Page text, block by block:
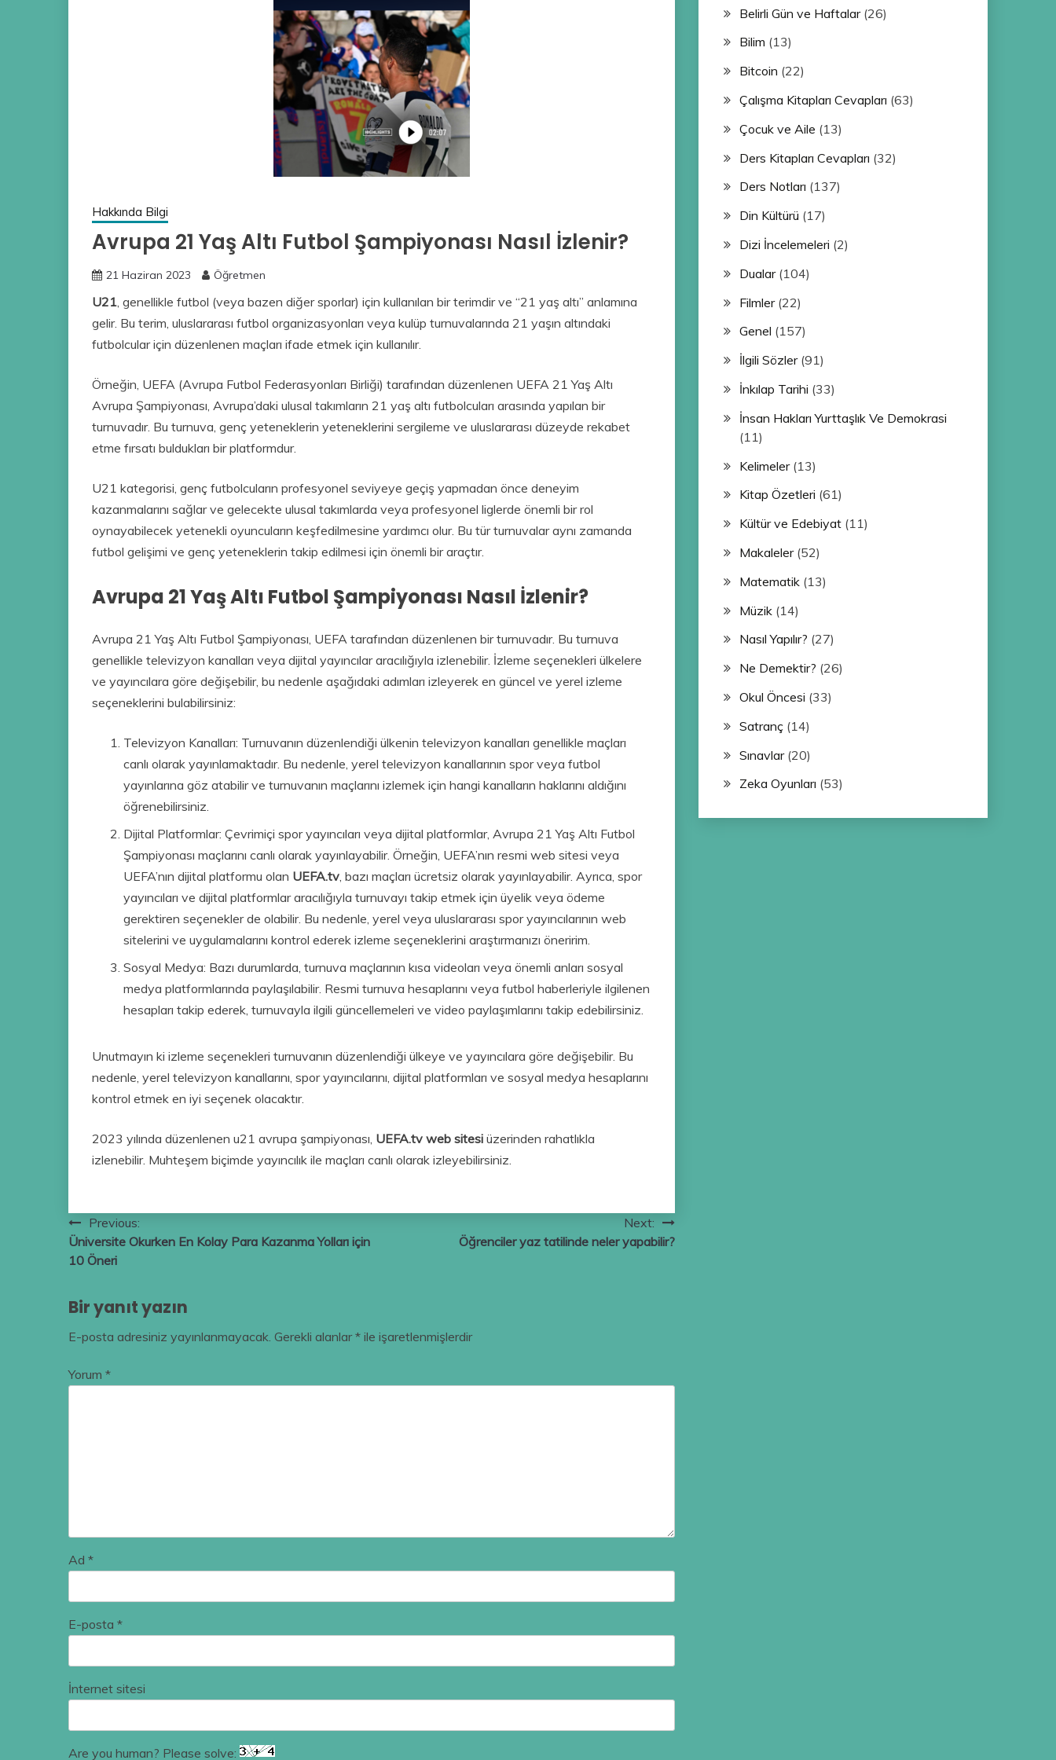
Hakkında Bilgi
Avrupa 21 Yaş Altı Futbol Şampiyonası Nasıl İzlenir?
21 Haziran 2023 Öğretmen
U21, genellikle futbol (veya bazen diğer sporlar) için kullanılan bir terimdir ve “21 yaş altı” anlamına
gelir. Bu terim, uluslararası futbol organizasyonları veya kulüp turnuvalarında 21 yaşın altındaki
futbolcular için düzenlenen maçları ifade etmek için kullanılır.
Örneğin, UEFA (Avrupa Futbol Federasyonları Birliği) tarafından düzenlenen UEFA 21 Yaş Altı
Avrupa Şampiyonası, Avrupa’daki ulusal takımların 21 yaş altı futbolcuları arasında yapılan bir
turnuvadır. Bu turnuva, genç yeteneklerin yeteneklerini sergileme ve uluslararası düzeyde rekabet
etme fırsatı buldukları bir platformdur.
U21 kategorisi, genç futbolcuların profesyonel seviyeye geçiş yapmadan önce deneyim
kazanmalarını sağlar ve gelecekte ulusal takımlarda veya profesyonel liglerde önemli bir rol
oynayabilecek yetenekli oyuncuların keşfedilmesine yardımcı olur. Bu tür turnuvalar aynı zamanda
futbol gelişimi ve genç yeteneklerin takip edilmesi için önemli bir araçtır.
Avrupa 21 Yaş Altı Futbol Şampiyonası Nasıl İzlenir?
Avrupa 21 Yaş Altı Futbol Şampiyonası, UEFA tarafından düzenlenen bir turnuvadır. Bu turnuva
genellikle televizyon kanalları veya dijital yayıncılar aracılığıyla izlenebilir. İzleme seçenekleri ülkelere
ve yayıncılara göre değişebilir, bu nedenle aşağıdaki adımları izleyerek en güncel ve yerel izleme
seçeneklerini bulabilirsiniz:
Televizyon Kanalları: Turnuvanın düzenlendiği ülkenin televizyon kanalları genellikle maçları
canlı olarak yayınlamaktadır. Bu nedenle, yerel televizyon kanallarının spor veya futbol
yayınlarına göz atabilir ve turnuvanın maçlarını izlemek için hangi kanalların haklarını aldığını
öğrenebilirsiniz.
Dijital Platformlar: Çevrimiçi spor yayıncıları veya dijital platformlar, Avrupa 21 Yaş Altı Futbol
Şampiyonası maçlarını canlı olarak yayınlayabilir. Örneğin, UEFA’nın resmi web sitesi veya
UEFA’nın dijital platformu olan UEFA.tv , bazı maçları ücretsiz olarak yayınlayabilir. Ayrıca, spor
yayıncıları ve dijital platformlar aracılığıyla turnuvayı takip etmek için üyelik veya ödeme
gerektiren seçenekler de olabilir. Bu nedenle, yerel veya uluslararası spor yayıncılarının web
sitelerini ve uygulamalarını kontrol ederek izleme seçeneklerini araştırmanızı öneririm.
Sosyal Medya: Bazı durumlarda, turnuva maçlarının kısa videoları veya önemli anları sosyal
medya platformlarında paylaşılabilir. Resmi turnuva hesaplarını veya futbol haberleriyle ilgilenen
hesapları takip ederek, turnuvayla ilgili güncellemeleri ve video paylaşımlarını takip edebilirsiniz.
Unutmayın ki izleme seçenekleri turnuvanın düzenlendiği ülkeye ve yayıncılara göre değişebilir. Bu
nedenle, yerel televizyon kanallarını, spor yayıncılarını, dijital platformları ve sosyal medya hesaplarını
kontrol etmek en iyi seçenek olacaktır.
2023 yılında düzenlenen u21 avrupa şampiyonası, UEFA.tv web sitesi üzerinden rahatlıkla
izlenebilir. Muhteşem biçimde yayıncılık ile maçları canlı olarak izleyebilirsiniz.
Yazı
gezinmesi
Previous:
Üniversite Okurken En Kolay Para Kazanma Yolları için
10 Öneri
Next:
Öğrenciler yaz tatilinde neler yapabilir?
Bir yanıt yazın
E-posta adresiniz yayınlanmayacak. Gerekli alanlar* ile işaretlenmişlerdir
Yorum *
Ad *
E-posta *
İnternet sitesi
Are you human? Please solve:
Belirli Gün ve Haftalar(26)
Bilim (13)
Bitcoin (22)
Çalışma Kitapları Cevapları (63)
Çocuk ve Aile (13)
Ders Kitapları Cevapları (32)
Ders Notları (137)
Din Kültürü (17)
Dizi İncelemeleri (2)
Dualar(104)
Filmler(22)
Genel (157)
İlgili Sözler(91)
İnkılap Tarihi (33)
İnsan Hakları Yurttaşlık Ve Demokrasi
(11)
Kelimeler(13)
Kitap Özetleri (61)
Kültür ve Edebiyat(11)
Makaleler(52)
Matematik(13)
Müzik(14)
Nasıl Yapılır? (27)
Ne Demektir? (26)
Okul Öncesi (33)
Satranç(14)
Sınavlar(20)
Zeka Oyunları (53)